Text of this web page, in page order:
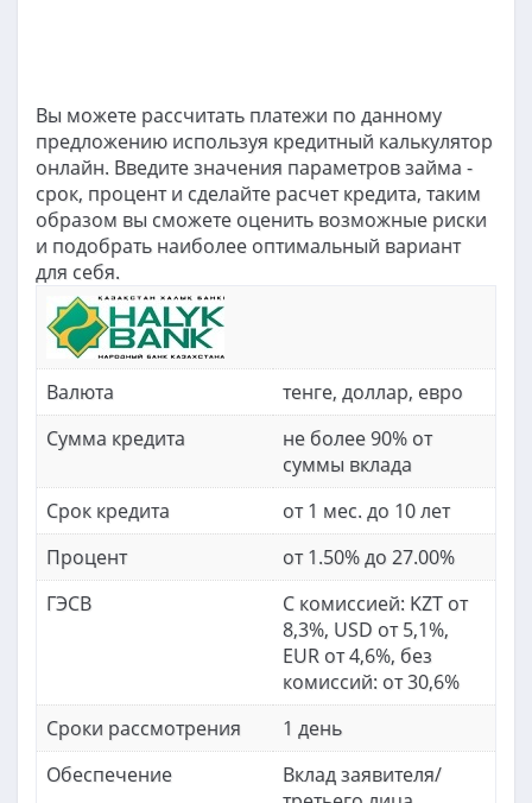
Вы можете рассчитать платежи по данному
предложению используя кредитный калькулятор
онлайн. Введите значения параметров займа -
срок, процент и сделайте расчет кредита, таким
образом вы сможете оценить возможные риски
и подобрать наиболее оптимальный вариант
для себя.
Валюта
тенге, доллар, евро
Сумма кредита
не более 90% от
суммы вклада
Срок кредита
от 1 мес. до 10 лет
Процент
от 1.50% до 27.00%
ГЭСВ
С комиссией: KZT от
8,3%, USD от 5,1%,
EUR от 4,6%, без
комиссий: от 30,6%
Сроки рассмотрения
1 день
Обеспечение
Вклад заявителя/